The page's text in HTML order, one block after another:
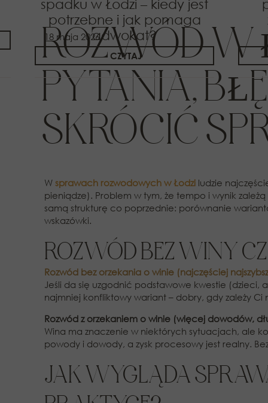
spadku w Łodzi – kiedy jest
potrzebne i jak pomaga
adwokat?
CZYTAJ
ROZWÓD W
PYTANIA,
SKRÓCIĆ
W sprawach rozwodowych w Łodzi ludzie
pieniądze). Problem w tym, że tempo i wynik
samą strukturę co poprzednie: porównanie
wskazówki.
ROZWÓD BEZ WINY
Rozwód bez orzekania o winie (najczęściej
Jeśli da się uzgodnić podstawowe kwestie (dzieci,
najmniej konfliktowy wariant – dobry, gdy zależy Ci
Rozwód z orzekaniem o winie (więcej dowodów,
Wina ma znaczenie w niektórych sytuacjach, ale
powody i dowody, a zysk procesowy jest realny.
JAK WYGLĄDA
18 maja 2026